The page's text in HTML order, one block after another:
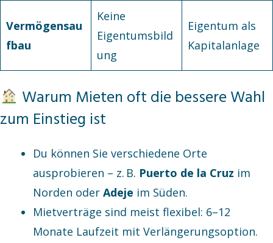
Vermögensau
fbau
Keine
Eigentumsbild
ung
Eigentum als
Kapitalanlage
Warum Mieten oft die bessere Wahl
zum Einstieg ist
Du können Sie verschiedene Orte
ausprobieren – z. B. Puerto de la Cruz im
Norden oder Adeje im Süden.
Mietverträge sind meist flexibel: 6–12
Monate Laufzeit mit Verlängerungsoption.